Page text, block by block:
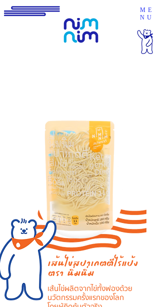
ME
NU
เส้นไข่สปาเกตตีไร้แป้ง
ตรา นิ่มนิ่ม
เส้นไข่ผลิตจากไข่ทั้งฟองด้วย
นวัตกรรมครั้งแรกของโลก